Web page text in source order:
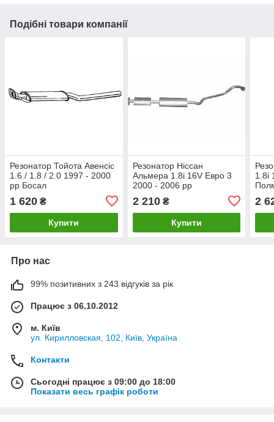
Подібні товари компанії
Резонатор Тойота Авенсіс
1.6 / 1.8 / 2.0 1997 - 2000
рр Босал
1 620 ₴
Купити
Резонатор Ніссан
Альмера 1.8i 16V Евро 3
2000 - 2006 рр
2 210₴
Купити
1.8i
2
Про нас
99% позитивних з 243 відгуків за рік
Працює з 06.10.2012
м. Київ
ул. Кирилловская, 102, Київ, Україна
Контакти
Сьогодні працює з 09:00 до 18:00
Показати весь графік роботи